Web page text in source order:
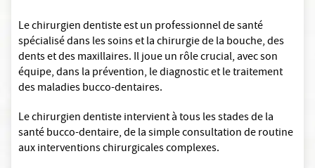
Le chirurgien dentiste est un professionnel de santé
spécialisé dans les soins et la chirurgie de la bouche, des
dents et des maxillaires. Il joue un rôle crucial, avec son
équipe, dans la prévention, le diagnostic et le traitement
des maladies bucco-dentaires.
Le chirurgien dentiste intervient à tous les stades de la
santé bucco-dentaire, de la simple consultation de routine
aux interventions chirurgicales complexes.